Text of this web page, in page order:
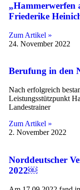
Friederike
Zum Artikel »
24. November 2022
Berufung in den
Nach erfolgreich
Leistungsstützpunkt
Landestrainer
Zum Artikel »
2. November 2022
Norddeutscher
2022￼